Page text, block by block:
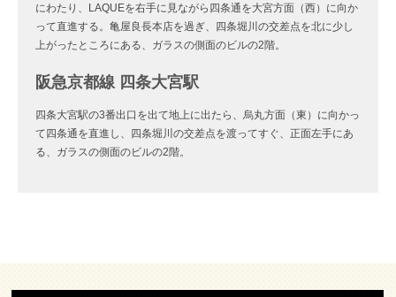
にわたり、LAQUEを右手に見ながら四条通を大宮方面（西）に向か
って直進する。亀屋良長本店を過ぎ、四条堀川の交差点を北に少し
上がったところにある、ガラスの側面のビルの2階。
阪急京都線 四条大宮駅
四条大宮駅の3番出口を出て地上に出たら、烏丸方面（東）に向かっ
て四条通を直進し、四条堀川の交差点を渡ってすぐ、正面左手にあ
る、ガラスの側面のビルの2階。